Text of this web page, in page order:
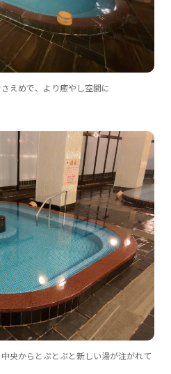
えめで、より癒やし空間に
央からとぷとぷと新しい湯が注がれて